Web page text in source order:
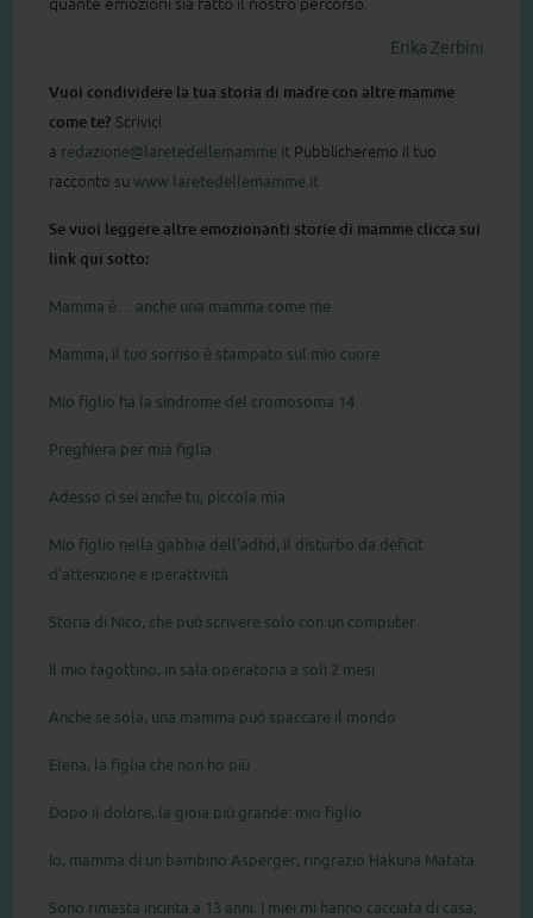
Erika Zerbini
Vuoi condividere la tua storia di madre con altre mamme
come te? Scrivici
a redazione@laretedellemamme.it Pubblicheremo il tuo
racconto su www.laretedellemamme.it
Se vuoi leggere altre emozionanti storie di mamme clicca sui
link qui sotto:
Mamma è… anche una mamma come me
Mamma, il tuo sorriso è stampato sul mio cuore
Mio figlio ha la sindrome del cromosoma 14
Preghiera per mia figlia
Adesso ci sei anche tu, piccola mia
Mio figlio nella gabbia dell’adhd, il disturbo da deficit
d’attenzione e iperattività
Storia di Nico, che può scrivere solo con un computer
Il mio fagottino, in sala operatoria a soli 2 mesi
Anche se sola, una mamma può spaccare il mondo
Elena, la figlia che non ho più
Dopo il dolore, la gioia più grande: mio figlio
Io, mamma di un bambino Asperger, ringrazio Hakuna Matata
Sono rimasta incinta a 13 anni. I miei mi hanno cacciata di casa,